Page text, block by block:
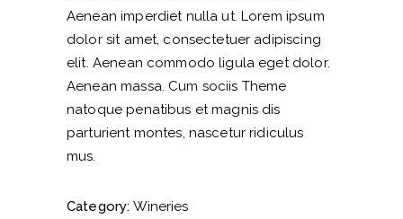
Aenean imperdiet nulla ut. Lorem ipsum
dolor sit amet, consectetuer adipiscing
elit. Aenean commodo ligula eget dolor.
Aenean massa. Cum sociis Theme
natoque penatibus et magnis dis
parturient montes, nascetur ridiculus
mus.
Category: Wineries